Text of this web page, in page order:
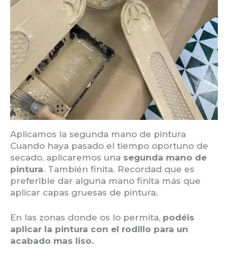
Aplicamos la segunda mano de pintura
Cuando haya pasado el tiempo oportuno de
secado, aplicaremos una segunda mano de
pintura. También finita. Recordad que es
preferible dar alguna mano finita más que
aplicar capas gruesas de pintura.
En las zonas donde os lo permita, podéis
aplicar la pintura con el rodillo para un
acabado mas liso.